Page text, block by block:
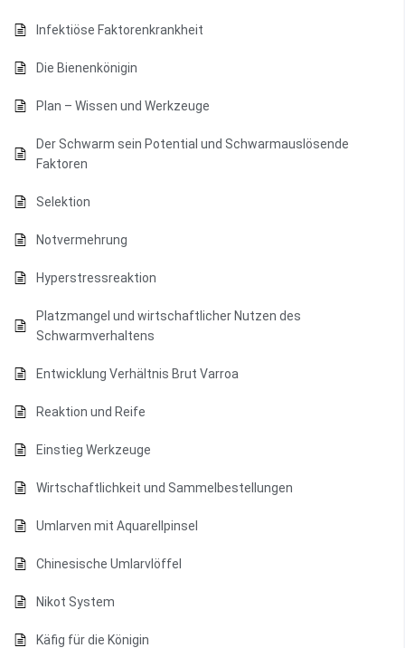
Infektiöse Faktorenkrankheit
Die Bienenkönigin
Plan – Wissen und Werkzeuge
Der Schwarm sein Potential und Schwarmauslösende
Faktoren
Selektion
Notvermehrung
Hyperstressreaktion
Platzmangel und wirtschaftlicher Nutzen des
Schwarmverhaltens
Entwicklung Verhältnis Brut Varroa
Reaktion und Reife
Einstieg Werkzeuge
Wirtschaftlichkeit und Sammelbestellungen
Umlarven mit Aquarellpinsel
Chinesische Umlarvlöffel
Nikot System
Käfig für die Königin